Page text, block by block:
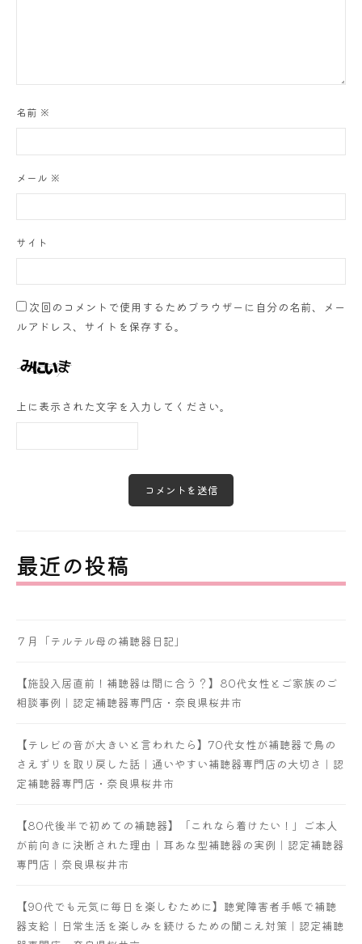
名前 ※
メール ※
サイト
次回のコメントで使用するためブラウザーに自分の名前、メー
ルアドレス、サイトを保存する。
上に表示された文字を入力してください。
最近の投稿
７月「テルテル母の補聴器日記」
【施設入居直前！補聴器は間に合う？】80代女性とご家族のご
相談事例｜認定補聴器専門店・奈良県桜井市
【テレビの音が大きいと言われたら】70代女性が補聴器で鳥の
さえずりを取り戻した話｜通いやすい補聴器専門店の大切さ｜認
定補聴器専門店・奈良県桜井市
【80代後半で初めての補聴器】「これなら着けたい！」ご本人
が前向きに決断された理由｜耳あな型補聴器の実例｜認定補聴器
専門店｜奈良県桜井市
【90代でも元気に毎日を楽しむために】聴覚障害者手帳で補聴
器支給｜日常生活を楽しみを続けるための聞こえ対策｜認定補聴